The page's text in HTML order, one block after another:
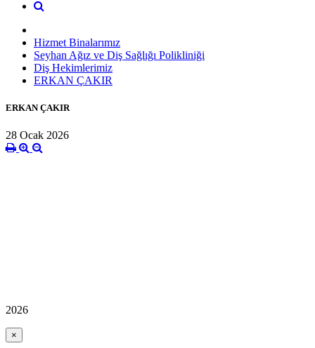
Hizmet Binalarımız
Seyhan Ağız ve Diş Sağlığı Polikliniği
Diş Hekimlerimiz
ERKAN ÇAKIR
ERKAN ÇAKIR
28 Ocak 2026
2026
×